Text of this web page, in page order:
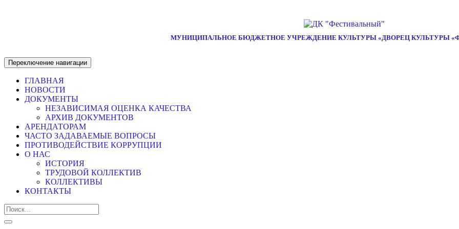
МУНИЦИПАЛЬНОЕ БЮДЖЕТНОЕ УЧРЕЖДЕНИЕ КУЛЬТУРЫ «ДВОРЕЦ КУЛЬТУРЫ
Переключение навигации
ГЛАВНАЯ
НОВОСТИ
ДОКУМЕНТЫ
НЕЗАВИСИМАЯ ОЦЕНКА КАЧЕСТВА
АРХИВ ДОКУМЕНТОВ
АРЕНДАТОРАМ
ЧАСТО ЗАДАВАЕМЫЕ ВОПРОСЫ
ПРОТИВОДЕЙСТВИЕ КОРРУПЦИИ
О НАС
ИСТОРИЯ
ТРУДОВОЙ КОЛЛЕКТИВ
КОЛЛЕКТИВЫ
КОНТАКТЫ